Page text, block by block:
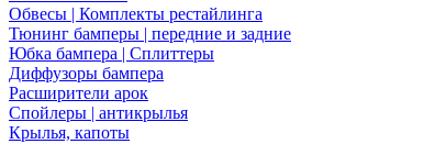
Обвесы | Комплекты рестайлинга
Тюнинг бамперы | передние и задние
Юбка бампера | Сплиттеры
Диффузоры бампера
Расширители арок
Спойлеры | антикрылья
Крылья, капоты